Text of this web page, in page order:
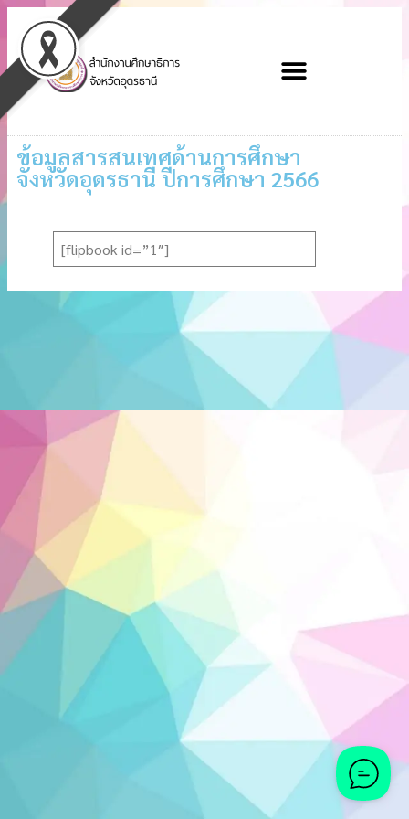
ข้อมูลสารสนเทศด้านการศึกษา
จังหวัดอุดรธานี ปีการศึกษา 2566
[flipbook id=”1″]